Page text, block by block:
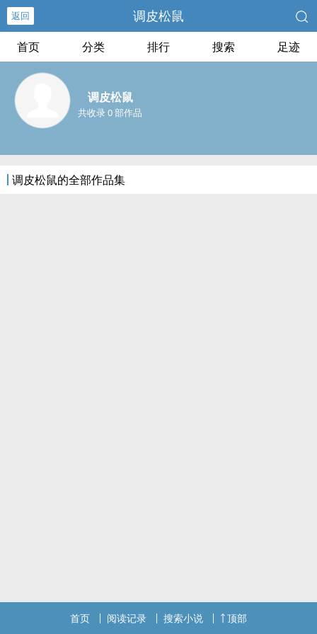
返回 调皮松鼠
首页 分类 排行 搜索 足迹
调皮松鼠
共收录 0 部作品
调皮松鼠的全部作品集
首页 阅读记录 搜索小说 顶部